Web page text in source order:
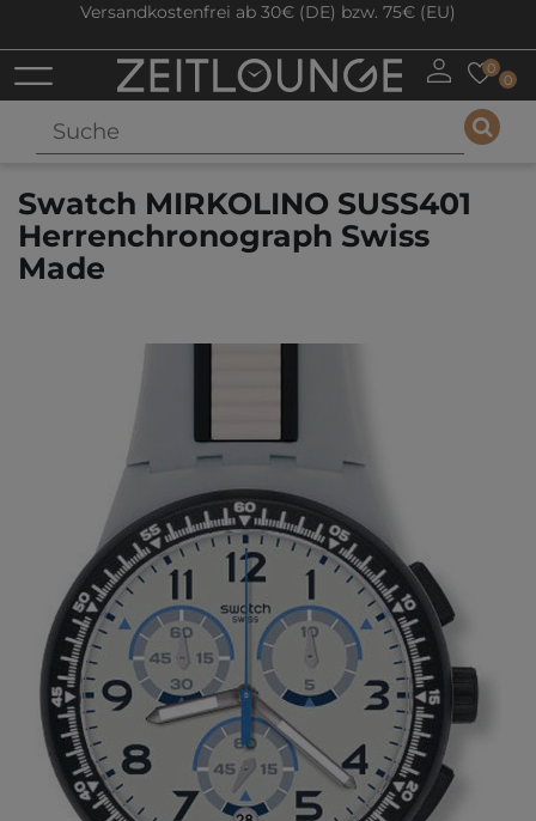
Versandkostenfrei ab 30€ (DE) bzw. 75€ (EU)
0
0
Swatch MIRKOLINO SUSS401
Herrenchronograph Swiss
Made